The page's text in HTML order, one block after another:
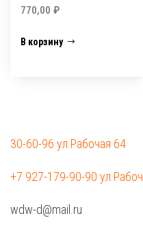
770,00 ₽
В корзину
30-60-96 ул.Рабочая 64
+7 927-179-90-90
wdw-d@mail.ru